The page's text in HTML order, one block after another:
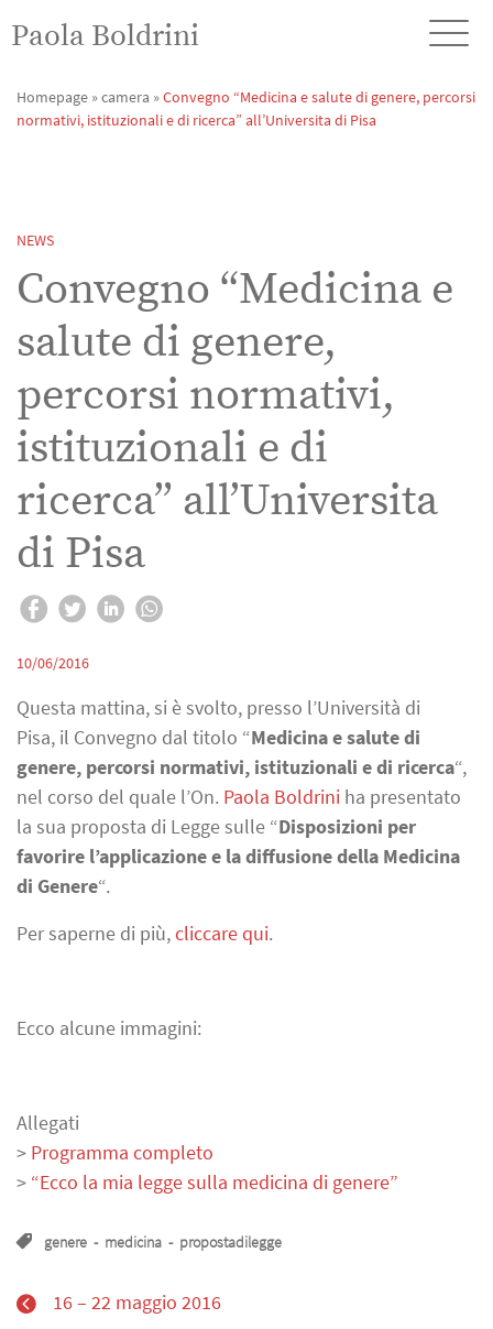
Paola Boldrini
Homepage »camera »Convegno “Medicina e salute di genere, percorsi
normativi, istituzionali e di ricerca” all’Universita di Pisa
NEWS
Convegno “Medicina e
salute di genere,
percorsi normativi,
istituzionali e di
ricerca” all’Universita
di Pisa
10/06/2016
Questa mattina, si è svolto, presso l’Università di
Pisa, il Convegno dal titolo “Medicina e salute di
genere, percorsi normativi, istituzionali e di ricerca“,
nel corso del quale l’On. Paola Boldrini ha presentato
la sua proposta di Legge sulle “Disposizioni per
favorire l’applicazione e la diffusione della Medicina
di Genere“.
Per saperne di più,cliccare qui.
Ecco alcune immagini:
Allegati
> Programma completo
> “Ecco la mia legge sulla medicina di genere”
genere - medicina - propostadilegge
16 – 22 maggio 2016